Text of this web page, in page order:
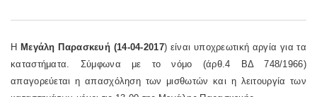
Η Μεγάλη Παρασκευή (14-04-2017) είναι υποχρεωτική αργία για τα
καταστήματα. Σύμφωνα με το νόμο (άρθ.4 ΒΔ 748/1966)
απαγορεύεται η απασχόληση των μισθωτών και η λειτουργία των